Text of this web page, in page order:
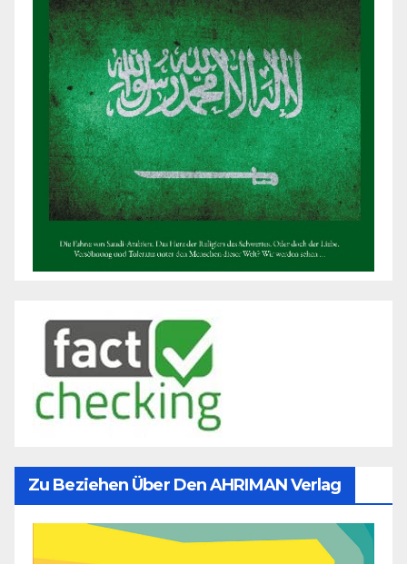
Zu Beziehen Über Den AHRIMAN Verlag